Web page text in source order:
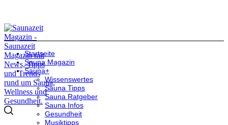
Startseite
Sauna Magazin
Sauna+
Wissenswertes
Sauna Tipps
Sauna Ratgeber
Sauna Infos
Gesundheit
Musiktipps